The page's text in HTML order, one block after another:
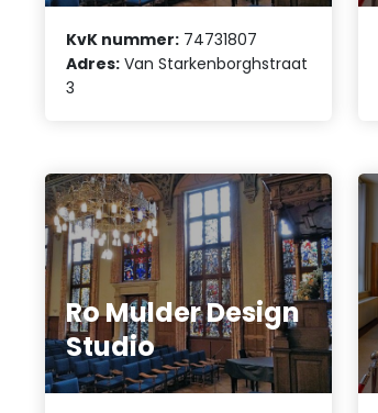
KvK nummer: 74731807
Adres: Van Starkenborghstraat
3
Ro Mulder Design
Studio